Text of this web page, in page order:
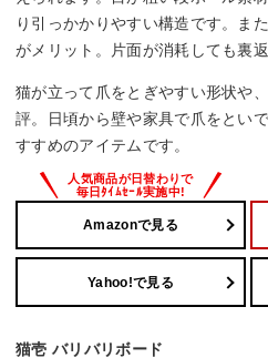
り引っかかりやすい構造です。ま
がメリット。片面が消耗しても裏
猫が立って爪をとぎやすい形状や
評。日頃から壁や家具で爪をとい
すすめのアイテムです。
Amazonで見る
Yahoo!で見る
猫壱 バリバリボード